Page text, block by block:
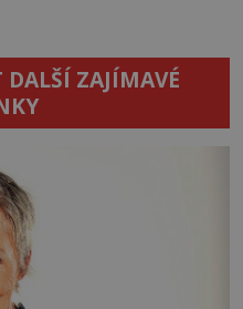
DALŠÍ ZAJÍMAVÉ